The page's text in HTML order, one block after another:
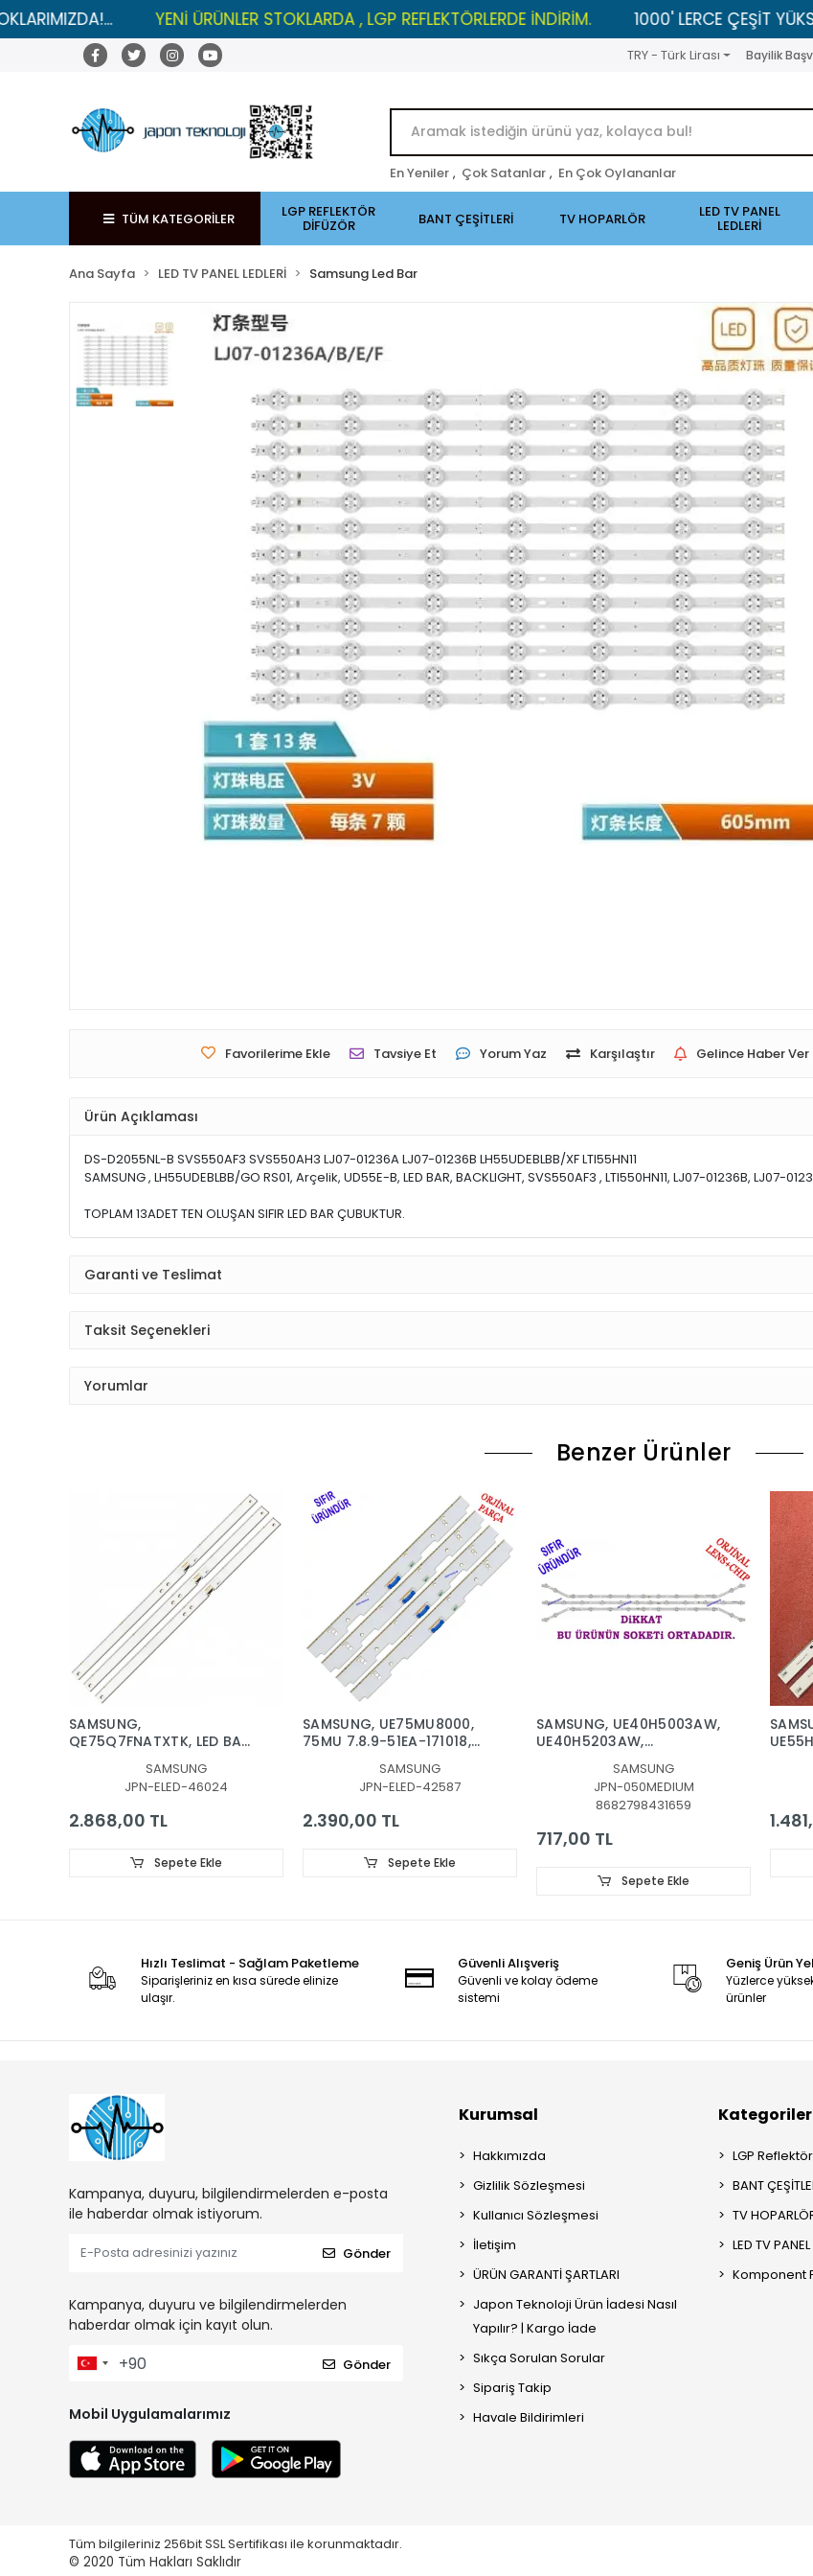
YENİ ÜRÜNLER STOKLARDA , LGP REFLEKTÖRLERDE İNDİRİM. 1000' LERCE ÇEŞİT YÜKSEK
TRY - Türk Lirası Bayilik
En Yeniler , Çok Satanlar , En Çok Oylananlar
TÜM KATEGORİLER LGP REFLEKTÖR
DİFÜZÖR BANT ÇEŞİTLERİ TV HOPARLÖR LED TV PANEL
LEDLERİ
Ana Sayfa LED TV PANEL LEDLERİ Samsung Led Bar
Favorilerime Ekle Tavsiye Et Yorum Yaz Karşılaştır Gelince Haber Ver
Ürün Açıklaması
DS-D2055NL-B SVS550AF3 SVS550AH3 LJ07-01236A LJ07-01236B LH55UDEBLBB/XF LTI55HN11
SAMSUNG , LH55UDEBLBB/GO RS01, Arçelik, UD55E-B, LED BAR, BACKLIGHT, SVS550AF3 , LTI550HN11, LJ07-01236B, LJ07-
TOPLAM 13ADET TEN OLUŞAN SIFIR LED BAR ÇUBUKTUR.
Garanti ve Teslimat
Taksit Seçenekleri
Yorumlar
Benzer Ürünler
SAMSUNG,
QE75Q7FNATXTK, LED BAR,
46024A, CY-
QN075FLAV3H, V8Q7-
750SM0-R1
SAMSUNG
JPN-ELED-46024
2.868,00 TL
Sepete Ekle
SAMSUNG, UE75MU8000,
75MU 7.8.9-51EA-171018,
BN96-42588ASAMSUNG
JPN-ELED-42587
2.390,00 TL
Sepete Ekle
SAMSUNG, UE40H5003AW,
UE40H5203AW,
UE40H5303AW, LED BAR,
BACKLIGHT, PANEL LEDLERİ,
D3GE-400SMA-R2, D3GE-
400SMB-R2
SAMSUNG
JPN-050MEDIUM
8682798431659
717,00 TL
Sepete Ekle
Hızlı Teslimat - Sağlam Paketleme
Siparişleriniz en kısa sürede elinize
ulaşır.
Güvenli Alışveriş
Güvenli ve kolay ödeme
sistemi
Geniş Ürün
Yüzlerce
ürünler
Kampanya, duyuru, bilgilendirmelerden e-posta
ile haberdar olmak istiyorum.
Gönder
Kampanya, duyuru ve bilgilendirmelerden
haberdar olmak için kayıt olun.
Gönder
Mobil Uygulamalarımız
Kurumsal
Hakkımızda
Gizlilik Sözleşmesi
Kullanıcı Sözleşmesi
İletişim
ÜRÜN GARANTİ ŞARTLARI
Japon Teknoloji Ürün İadesi Nasıl
Yapılır? | Kargo İade
Sıkça Sorulan Sorular
Sipariş Takip
Havale Bildirimleri
Kategoriler
LGP
BANT
TV
LED TV PANEL
Komponent
Tüm bilgileriniz 256bit SSL Sertifikası ile korunmaktadır.
© 2020 Tüm Hakları Saklıdır